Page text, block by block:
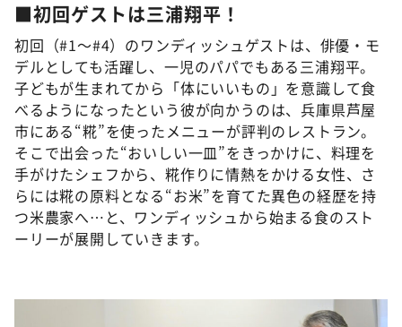
■初回ゲストは三浦翔平！
初回（#1～#4）のワンディッシュゲストは、俳優・モ
デルとしても活躍し、一児のパパでもある三浦翔平。
子どもが生まれてから「体にいいもの」を意識して食
べるようになったという彼が向かうのは、兵庫県芦屋
市にある“糀”を使ったメニューが評判のレストラン。
そこで出会った“おいしい一皿”をきっかけに、料理を
手がけたシェフから、糀作りに情熱をかける女性、さ
らには糀の原料となる“お米”を育てた異色の経歴を持
つ米農家へ…と、ワンディッシュから始まる食のスト
ーリーが展開していきます。